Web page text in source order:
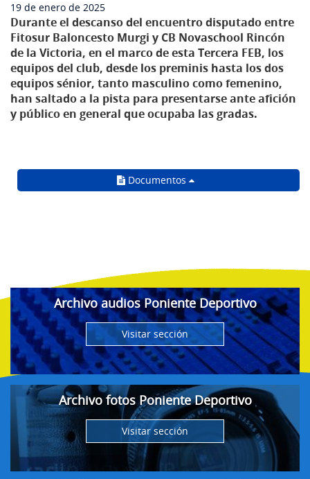
19 de enero de 2025
Durante el descanso del encuentro disputado entre
Fitosur Baloncesto Murgi y CB Novaschool Rincón
de la Victoria, en el marco de esta Tercera FEB, los
equipos del club, desde los preminis hasta los dos
equipos sénior, tanto masculino como femenino,
han saltado a la pista para presentarse ante afición
y público en general que ocupaba las gradas.
Documentos
Archivo audios Poniente Deportivo
Visitar sección
Archivo fotos Poniente Deportivo
Visitar sección